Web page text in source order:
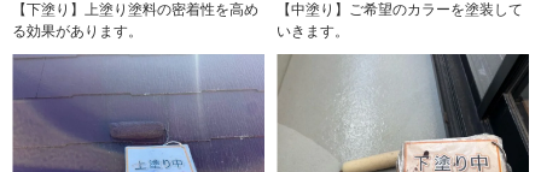
【下塗り】上塗り塗料の密着性を高め
る効果があります。
【中塗り】ご希望のカラーを塗装して
いきます。